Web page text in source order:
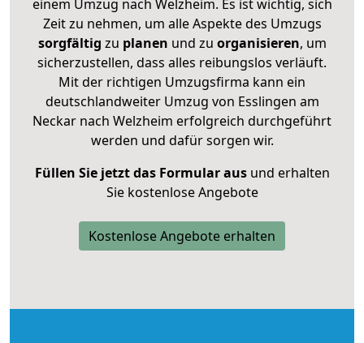
einem Umzug nach Welzheim. Es ist wichtig, sich
Zeit zu nehmen, um alle Aspekte des Umzugs
sorgfältig zu planen und zu organisieren, um
sicherzustellen, dass alles reibungslos verläuft.
Mit der richtigen Umzugsfirma kann ein
deutschlandweiter Umzug von Esslingen am
Neckar nach Welzheim erfolgreich durchgeführt
werden und dafür sorgen wir.
Füllen Sie jetzt das Formular ausund erhalten
Sie kostenlose Angebote
Kostenlose Angebote erhalten